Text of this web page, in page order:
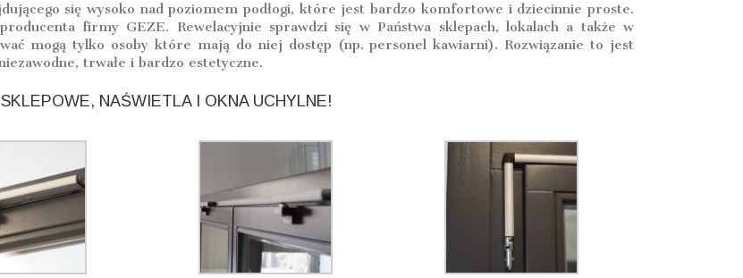
się wysoko nad poziomem podłogi, które jest bardzo komfortowe i dziecinnie proste.
firmy GEZE. Rewelacyjnie sprawdzi się w Państwa sklepach, lokalach a także w
mogą tylko osoby które mają do niej dostęp (np. personel kawiarni). Rozwiązanie to jest
trwałe i bardzo estetyczne.
NAŚWIETLA I OKNA UCHYLNE!